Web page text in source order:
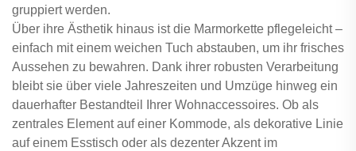
gruppiert werden.
Über ihre Ästhetik hinaus ist die Marmorkette pflegeleicht –
einfach mit einem weichen Tuch abstauben, um ihr frisches
Aussehen zu bewahren. Dank ihrer robusten Verarbeitung
bleibt sie über viele Jahreszeiten und Umzüge hinweg ein
dauerhafter Bestandteil Ihrer Wohnaccessoires. Ob als
zentrales Element auf einer Kommode, als dekorative Linie
auf einem Esstisch oder als dezenter Akzent im